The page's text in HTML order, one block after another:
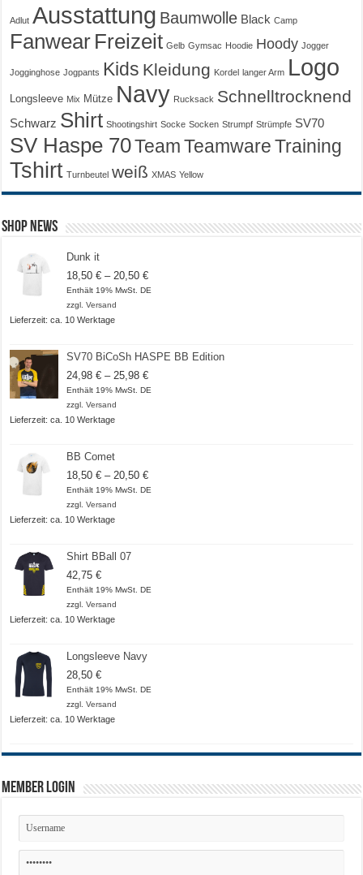
Adlut Ausstattung Baumwolle Black Camp
Fanwear Freizeit Gelb Gymsac Hoodie Hoody Jogger
Jogginghose Jogpants Kids Kleidung Kordel langer Arm Logo
Longsleeve Mix Mütze Navy Rucksack Schnelltrocknend
Schwarz Shirt Shootingshirt Socke Socken Strumpf Strümpfe SV70
SV Haspe 70Team Teamware Training
Tshirt Turnbeutel weiß XMAS Yellow
Shop News
Dunk it
18,50€ – 20,50€Preisspanne:
18,50 €
Enthält 19% MwSt. DE
zzgl.Versand
Lieferzeit: ca. 10 Werktage
SV70 BiCoSh HASPE BB Edition
24,98€ – 25,98€Preisspanne:
24,98 €
Enthält 19% MwSt. DE
zzgl.Versand
Lieferzeit: ca. 10 Werktage
BB Comet
18,50€ – 20,50€Preisspanne:
18,50 €
Enthält 19% MwSt. DE
zzgl.Versand
Lieferzeit: ca. 10 Werktage
Shirt BBall 07
42,75€
Enthält 19% MwSt. DE
zzgl.Versand
Lieferzeit: ca. 10 Werktage
Longsleeve Navy
28,50€
Enthält 19% MwSt. DE
zzgl.Versand
Lieferzeit: ca. 10 Werktage
Member Login